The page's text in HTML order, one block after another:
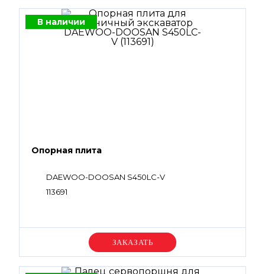
В наличии
Опорная плита
DAEWOO-DOOSAN S450LC-V
113691
Уточняйте цену